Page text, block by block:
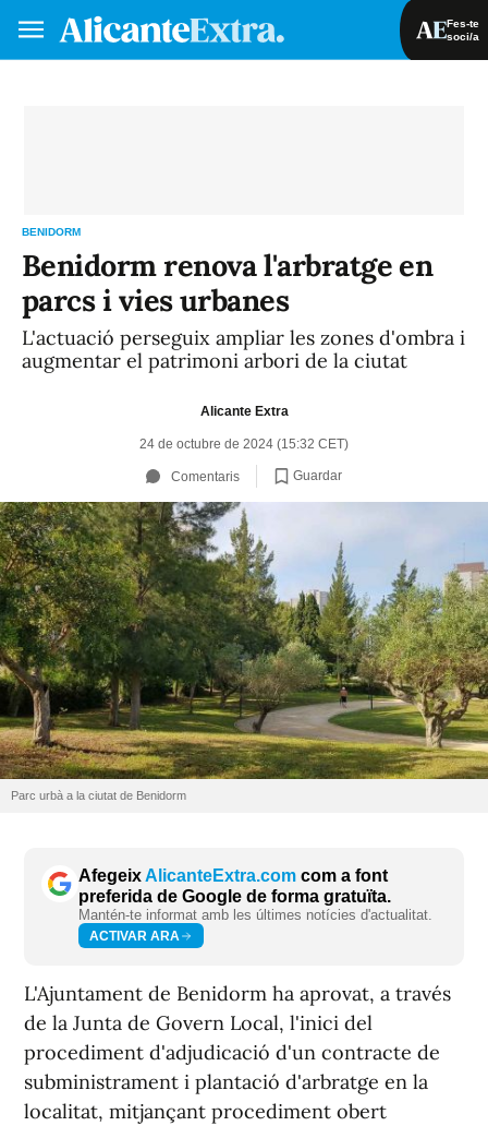
Fes-te
soci/a
BENIDORM
Benidorm renova l'arbratge en
parcs i vies urbanes
L'actuació perseguix ampliar les zones d'ombra i
augmentar el patrimoni arbori de la ciutat
Alicante Extra
24 de octubre de 2024 (15:32 CET)
Comentaris Guardar
Parc urbà a la ciutat de Benidorm
AfegeixAlicanteExtra.com com a font
preferida de Google de forma gratuïta.
Mantén-te informat amb les últimes notícies d'actualitat.
ACTIVAR ARA
L'Ajuntament de Benidorm ha aprovat, a través
de la Junta de Govern Local, l'inici del
procediment d'adjudicació d'un contracte de
subministrament i plantació d'arbratge en la
localitat, mitjançant procediment obert